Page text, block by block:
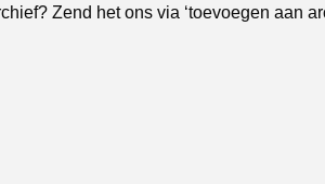
Zend het ons via ‘toevoegen aan